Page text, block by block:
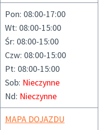
Pon: 08:00-17:00
Wt: 08:00-15:00
Śr: 08:00-15:00
Czw: 08:00-15:00
Pt: 08:00-15:00
Sob: Nieczynne
Nd: Nieczynne
MAPA DOJAZDU